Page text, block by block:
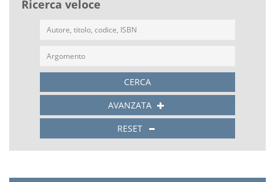
Ricerca veloce
CERCA
AVANZATA
RESET